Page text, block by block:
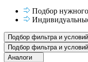
Подбор
Подбор фильтра и условий
Подбор фильтра и условий
Аналоги